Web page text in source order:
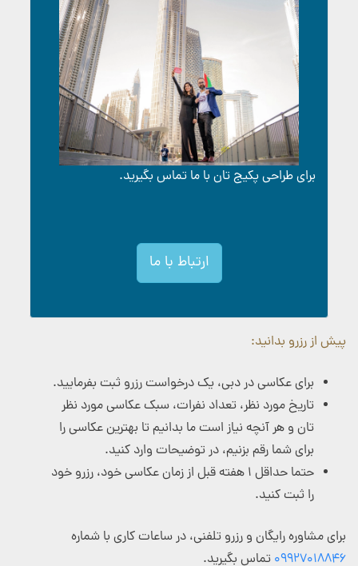
برای طراحی پکیج تان با ما تماس بگیرید.
ارتباط با ما
پیش از رزرو بدانید:
برای عکاسی در دبی، یک درخواست رزرو ثبت بفرمایید.
تاریخ مورد نظر، تعداد نفرات، سبک عکاسی مورد نظر
تان و هر آنچه نیاز است ما بدانیم تا بهترین عکاسی را
برای شما رقم بزنیم، در توضیحات وارد کنید.
حتما حداقل ۱ هفته قبل از زمان عکاسی خود، رزرو خود
را ثبت کنید.
برای مشاوره رایگان و رزرو تلفنی، در ساعات کاری با شماره
۰۹۹۲۷۰۱۸۸۴۶ تماس بگیرید.